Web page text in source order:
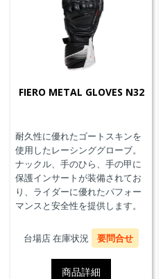
FIERO METAL GLOVES N32
耐久性に優れたゴートスキンを
使用したレーシンググローブ。
ナックル、手のひら、手の甲に
保護インサートが装備されてお
り、ライダーに優れたパフォー
マンスと安全性を提供します。
台場店 在庫状況 要問合せ
商品詳細